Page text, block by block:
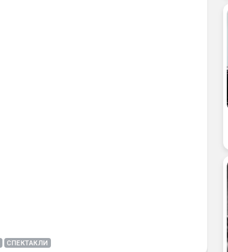
СПЕКТАКЛИ